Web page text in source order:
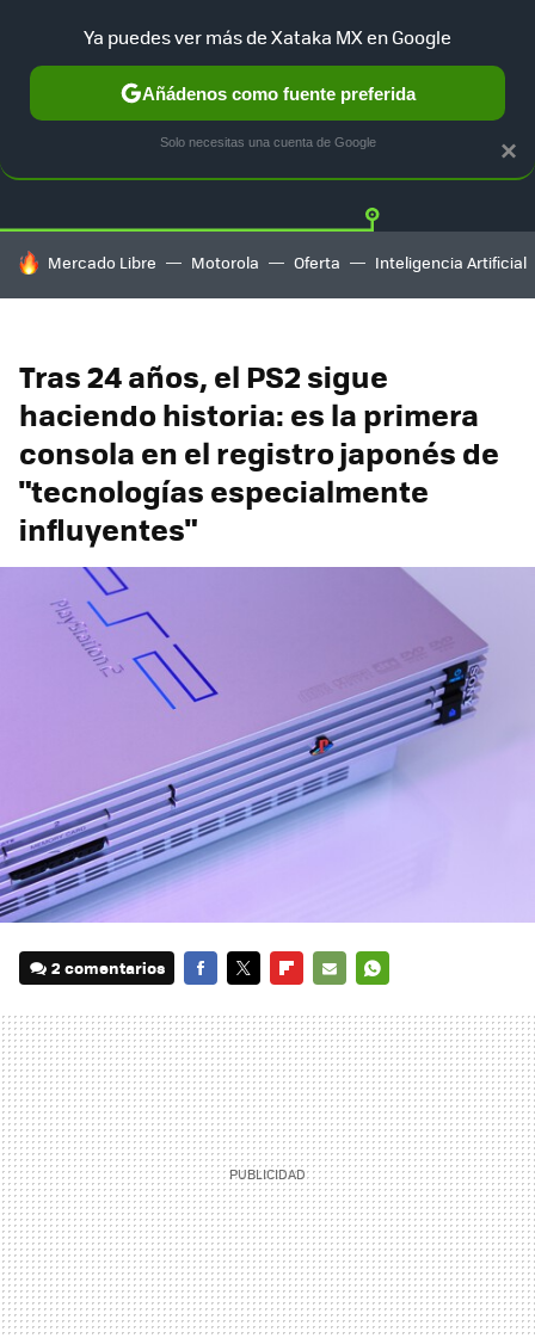
Twitter
HOY SE HABLA DE
Mercado Libre Motorola Oferta Inteligencia Artificial
Tras 24 años, el PS2 sigue
haciendo historia: es la primera
consola en el registro japonés de
"tecnologías especialmente
influyentes"
2 comentarios
MAIL
×
Ya puedes ver más de Xataka MX en Google
Añádenos como fuente preferida
Solo necesitas una cuenta de Google